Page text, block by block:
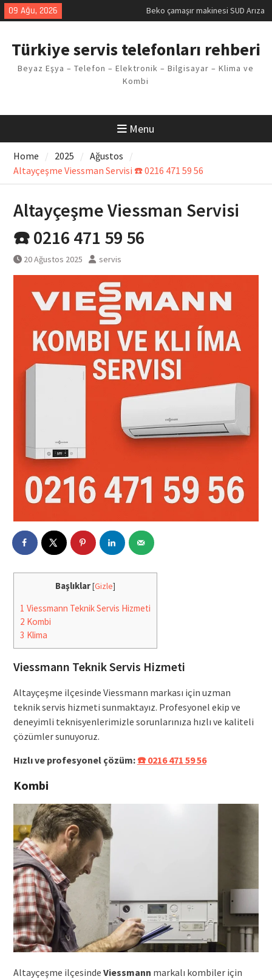
Skip
to
09 Ağu, 2026
Beko çamaşır makinesi SUD Arıza
Kodu
Kodu
Arızası Çözümü
E02 Arıza Kodu Regal kombi
Viessmann kombi F3 Hatası
Çözüm Yöntemleri
Türkiye servis telefonları rehberi
Beyaz Eşya – Telefon – Elektronik – Bilgisayar – Klima ve
Kombi
Menu
Home 2025
Ağustos
Altayçeşme Viessman Servisi ☎️ 0216 471 59 56
Altayçeşme Viessman Servisi
☎️ 0216 471 59 56
20 Ağustos 2025 servis
Başlıklar[Gizle]
1 Viessmann Teknik Servis Hizmeti
2 Kombi
3 Klima
Viessmann Teknik Servis Hizmeti
Altayçeşme ilçesinde Viessmann markası için uzman
teknik servis hizmeti sunmaktayız. Profesyonel ekip ve
deneyimli teknisyenlerimizle sorunlarınıza hızlı ve kaliteli
çözümler sunuyoruz.
Hızlı ve profesyonel çözüm:☎️ 0216 471 59 56
Kombi
Altayçeşme ilçesinde Viessmann markalı kombiler için